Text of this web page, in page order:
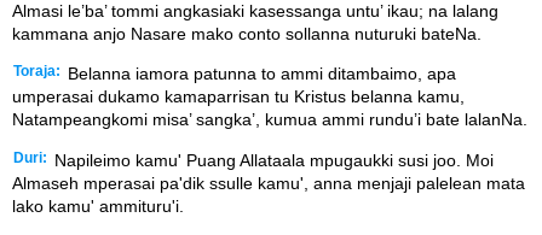
Almasi le’ba’ tommi angkasiaki kasessanga untu’ ikau; na lalang
kammana anjo Nasare mako conto sollanna nuturuki bateNa.
Toraja:
Belanna iamora patunna to ammi ditambaimo, apa
umperasai dukamo kamaparrisan tu Kristus belanna kamu,
Natampeangkomi misa’ sangka’, kumua ammi rundu’i bate lalanNa.
Duri:
Napileimo kamu' Puang Allataala mpugaukki susi joo. Moi
Almaseh mperasai pa'dik ssulle kamu', anna menjaji palelean mata
lako kamu' ammituru'i.